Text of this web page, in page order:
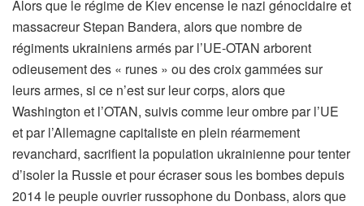
Alors que le régime de Kiev encense le nazi génocidaire et
massacreur Stepan Bandera, alors que nombre de
régiments ukrainiens armés par l’UE-OTAN arborent
odieusement des « runes » ou des croix gammées sur
leurs armes, si ce n’est sur leur corps, alors que
Washington et l’OTAN, suivis comme leur ombre par l’UE
et par l’Allemagne capitaliste en plein réarmement
revanchard, sacrifient la population ukrainienne pour tenter
d’isoler la Russie et pour écraser sous les bombes depuis
2014 le peuple ouvrier russophone du Donbass, alors que